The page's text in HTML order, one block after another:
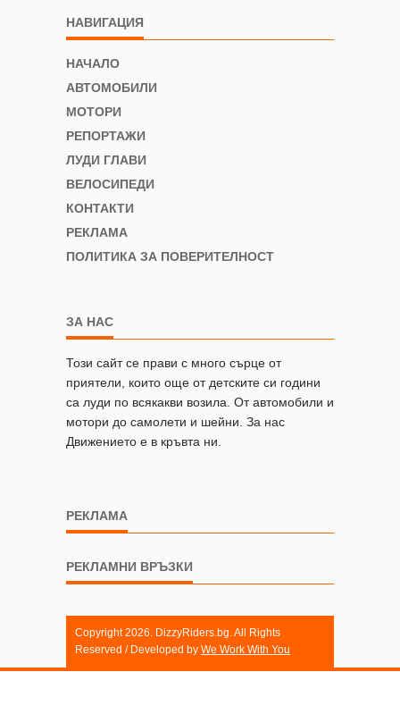
НАВИГАЦИЯ
НАЧАЛО
АВТОМОБИЛИ
МОТОРИ
РЕПОРТАЖИ
ЛУДИ ГЛАВИ
ВЕЛОСИПЕДИ
КОНТАКТИ
РЕКЛАМА
ПОЛИТИКА ЗА ПОВЕРИТЕЛНОСТ
ЗА НАС
Този сайт се прави с много сърце от
приятели, които още от детските си години
са луди по всякакви возила. От автомобили и
мотори до самолети и шейни. За нас
Движението е в кръвта ни.
РЕКЛАМА
РЕКЛАМНИ ВРЪЗКИ
Copyright 2026. DizzyRiders.bg. All Rights
Reserved / Developed by We Work With You